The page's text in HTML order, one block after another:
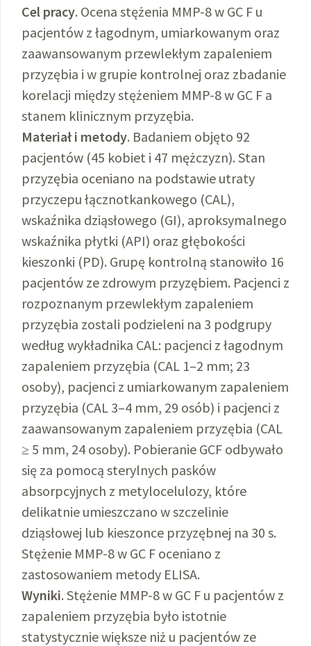
Cel pracy. Ocena stężenia MMP-8 w GC F u
pacjentów z łagodnym, umiarkowanym oraz
zaawansowanym przewlekłym zapaleniem
przyzębia i w grupie kontrolnej oraz zbadanie
korelacji między stężeniem MMP-8 w GC F a
stanem klinicznym przyzębia.
Materiał i metody. Badaniem objęto 92
pacjentów (45 kobiet i 47 mężczyzn). Stan
przyzębia oceniano na podstawie utraty
przyczepu łącznotkankowego (CAL),
wskaźnika dziąsłowego (GI), aproksymalnego
wskaźnika płytki (API) oraz głębokości
kieszonki (PD). Grupę kontrolną stanowiło 16
pacjentów ze zdrowym przyzębiem. Pacjenci z
rozpoznanym przewlekłym zapaleniem
przyzębia zostali podzieleni na 3 podgrupy
według wykładnika CAL: pacjenci z łagodnym
zapaleniem przyzębia (CAL 1–2 mm; 23
osoby), pacjenci z umiarkowanym zapaleniem
przyzębia (CAL 3–4 mm, 29 osób) i pacjenci z
zaawansowanym zapaleniem przyzębia (CAL
≥ 5 mm, 24 osoby). Pobieranie GCF odbywało
się za pomocą sterylnych pasków
absorpcyjnych z metylocelulozy, które
delikatnie umieszczano w szczelinie
dziąsłowej lub kieszonce przyzębnej na 30 s.
Stężenie MMP-8 w GC F oceniano z
zastosowaniem metody ELISA.
Wyniki. Stężenie MMP-8 w GC F u pacjentów z
zapaleniem przyzębia było istotnie
statystycznie większe niż u pacjentów ze